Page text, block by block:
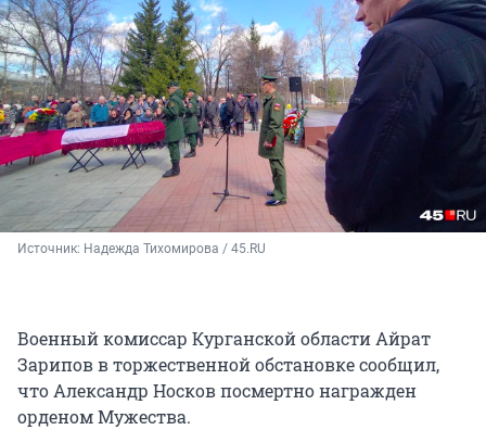
Источник: Надежда Тихомирова / 45.RU
Военный комиссар Курганской области Айрат
Зарипов в торжественной обстановке сообщил,
что Александр Носков посмертно награжден
орденом Мужества.